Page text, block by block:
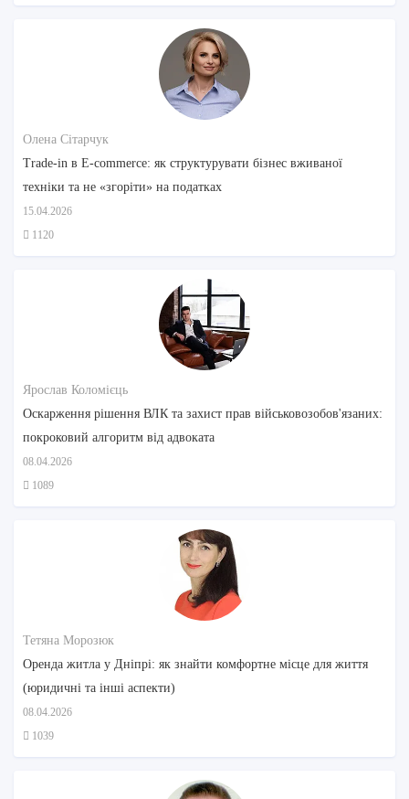
Олена Сітарчук
Trade-in в E-commerce: як структурувати бізнес вживаної
техніки та не «згоріти» на податках
15.04.2026
1120
Ярослав Коломієць
Оскарження рішення ВЛК та захист прав військовозобов'язаних:
покроковий алгоритм від адвоката
08.04.2026
1089
Тетяна Морозюк
Оренда житла у Дніпрі: як знайти комфортне місце для життя
(юридичні та інші аспекти)
08.04.2026
1039